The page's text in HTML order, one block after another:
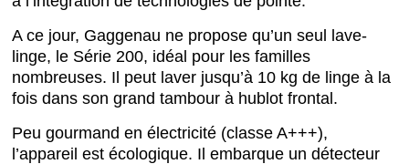
A ce jour, Gaggenau ne propose qu’un seul lave-
linge, le Série 200, idéal pour les familles
nombreuses. Il peut laver jusqu’à 10 kg de linge à la
fois dans son grand tambour à hublot frontal.
Peu gourmand en électricité (classe A+++),
l’appareil est écologique. Il embarque un détecteur